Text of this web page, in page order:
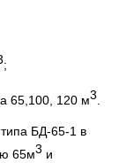
;
65,100, 120 м3
БД-65-1 в
65м3 и